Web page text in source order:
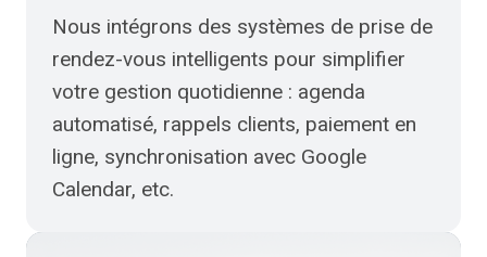
Nous intégrons des systèmes de prise de
rendez-vous intelligents pour simplifier
votre gestion quotidienne : agenda
automatisé, rappels clients, paiement en
ligne, synchronisation avec Google
Calendar, etc.